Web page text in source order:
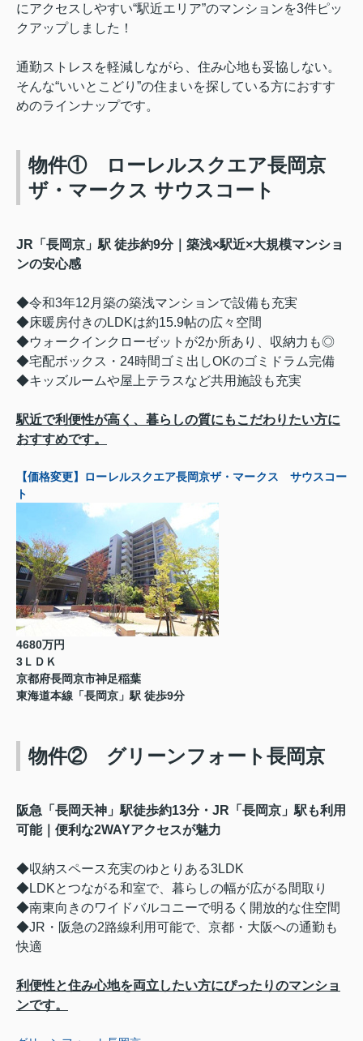
にアクセスしやすい“駅近エリア”のマンションを3件ピッ
クアップしました！
通勤ストレスを軽減しながら、住み心地も妥協しない。
そんな“いいとこどり”の住まいを探している方におすす
めのラインナップです。
物件① ローレルスクエア長岡京
ザ・マークス サウスコート
JR「長岡京」駅 徒歩約9分｜築浅×駅近×大規模マンショ
ンの安心感
◆令和3年12月築の築浅マンションで設備も充実
◆床暖房付きのLDKは約15.9帖の広々空間
◆ウォークインクローゼットが2か所あり、収納力も◎
◆宅配ボックス・24時間ゴミ出しOKのゴミドラム完備
◆キッズルームや屋上テラスなど共用施設も充実
駅近で利便性が高く、暮らしの質にもこだわりたい方に
おすすめです。
【価格変更】ローレルスクエア長岡京ザ・マークス サウスコー
ト
4680万円
3ＬＤＫ
京都府長岡京市神足稲葉
東海道本線「長岡京」駅 徒歩9分
物件② グリーンフォート長岡京
阪急「長岡天神」駅徒歩約13分・JR「長岡京」駅も利用
可能｜便利な2WAYアクセスが魅力
◆収納スペース充実のゆとりある3LDK
◆LDKとつながる和室で、暮らしの幅が広がる間取り
◆南東向きのワイドバルコニーで明るく開放的な住空間
◆JR・阪急の2路線利用可能で、京都・大阪への通勤も
快適
利便性と住み心地を両立したい方にぴったりのマンショ
ンです。